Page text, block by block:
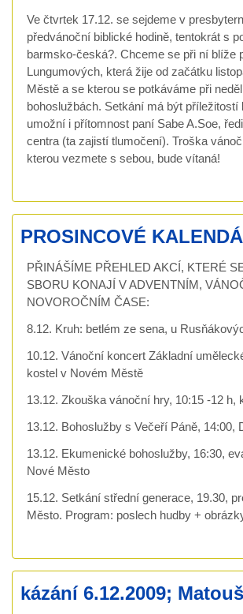
Ve čtvrtek 17.12. se sejdeme v
předvánoční biblické hodině, tentokrát s
barmsko-česká?. Chceme se při ní blíže
Lungumových, která žije od začátku
Městě a se kterou se potkáváme při
bohoslužbách. Setkání má být příležitostí
umožní i přítomnost paní Sabe A.Soe,
centra (ta zajistí tlumočení). Troška
kterou vezmete s sebou, bude vítaná!
PROSINCOVÉ
PŘINÁŠÍME PŘEHLED AKCÍ, KTERÉ
SBORU KONAJÍ V ADVENTNÍM,
NOVOROČNÍM ČASE:
8.12. Kruh: betlém ze sena, u
10.12. Vánoční koncert Základní
kostel v Novém Městě
13.12. Zkouška vánoční hry, 10:15 -12 h,
13.12. Bohoslužby s Večeří Páně, 14:00,
13.12. Ekumenické bohoslužby, 16:30,
Nové Město
15.12. Setkání střední generace, 19.30,
Město. Program: poslech hudby +
kázání 6.12.2009;